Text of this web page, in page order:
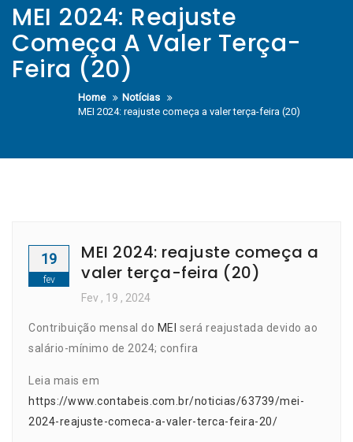
MEI 2024: Reajuste
Começa A Valer Terça-
Feira (20)
Home
Notícias
MEI 2024: reajuste começa a valer terça-feira (20)
19
fev
MEI 2024: reajuste começa a
valer terça-feira (20)
Fev , 19 , 2024
Contribuição mensal do MEI será reajustada devido ao
salário-mínimo de 2024; confira
Leia mais em
https://www.contabeis.com.br/noticias/63739/mei-
2024-reajuste-comeca-a-valer-terca-feira-20/